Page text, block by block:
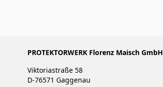
PROTEKTORWERK Florenz Maisch
Viktoriastraße 58
D-76571 Gaggenau